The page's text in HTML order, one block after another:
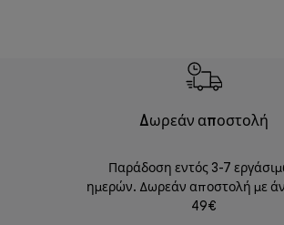
Δωρεάν αποστολή
Παράδοση εντός 3-7
ημερών. Δωρεάν αποστολή με
49€